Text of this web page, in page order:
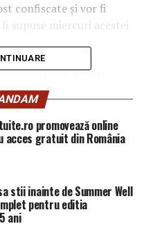
confiscate şi vor fi
supuse miercuri acestei
Bihor se face
în vama Borş.
1.400 de lei la 18.000
uzură”, susţine Vasile
pentru legile justiției
promovează online
acces gratuit din România
stii inainte de Summer Well
pentru editia
ani